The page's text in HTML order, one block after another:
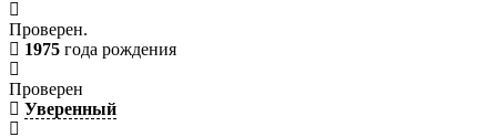
Проверен.
1975 года рождения
Проверен
Уверенный